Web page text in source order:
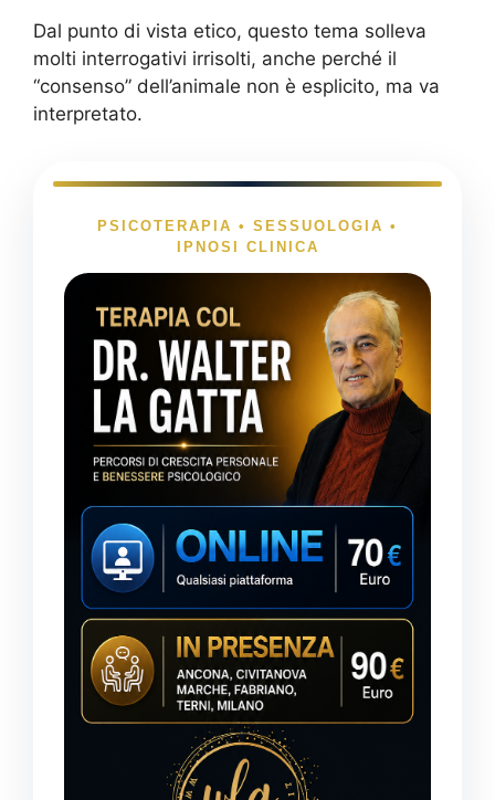
Dal punto di vista etico, questo tema solleva
molti interrogativi irrisolti, anche perché il
“consenso” dell’animale non è esplicito, ma va
interpretato.
PSICOTERAPIA • SESSUOLOGIA •
IPNOSI CLINICA